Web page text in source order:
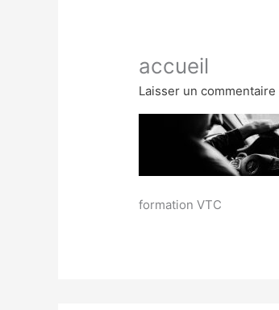
accueil
Laisser un commentaire
formation VTC